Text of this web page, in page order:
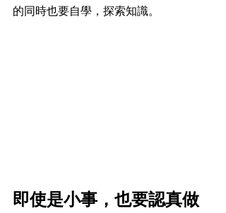
的同時也要自學，探索知識。
即使是小事，也要認真做